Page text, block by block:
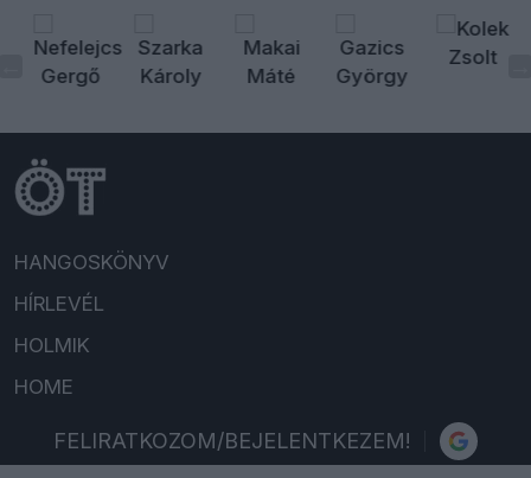
HANGOSKÖNYV
HÍRLEVÉL
HOLMIK
HOME
FELIRATKOZOM/BEJELENTKEZEM!